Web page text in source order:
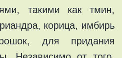
такими как тмин,
корица, имбирь
для придания